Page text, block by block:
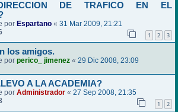
DE TRAFICO EN EL
por Espartano « 31 Mar 2009, 21:21
1 2 3
los amigos.
por perico_ jimenez « 29 Dic 2008, 23:09
A LA ACADEMIA?
por Administrador « 27 Sep 2008, 21:35
1 2